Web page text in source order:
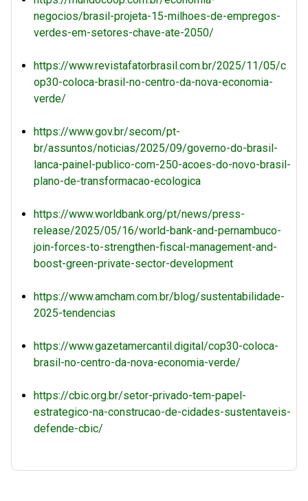
negocios/brasil-projeta-15-milhoes-de-empregos-
verdes-em-setores-chave-ate-2050/
https://www.revistafatorbrasil.com.br/2025/11/05/c
op30-coloca-brasil-no-centro-da-nova-economia-
verde/
https://www.gov.br/secom/pt-
br/assuntos/noticias/2025/09/governo-do-brasil-
lanca-painel-publico-com-250-acoes-do-novo-brasil-
plano-de-transformacao-ecologica
https://www.worldbank.org/pt/news/press-
release/2025/05/16/world-bank-and-pernambuco-
join-forces-to-strengthen-fiscal-management-and-
boost-green-private-sector-development
https://www.amcham.com.br/blog/sustentabilidade-
2025-tendencias
https://www.gazetamercantil.digital/cop30-coloca-
brasil-no-centro-da-nova-economia-verde/
https://cbic.org.br/setor-privado-tem-papel-
estrategico-na-construcao-de-cidades-sustentaveis-
defende-cbic/